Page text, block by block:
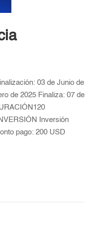
03 de Junio de
de 2025 Finaliza: 07 de
Inversión
pago: 200 USD